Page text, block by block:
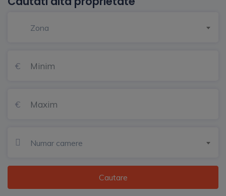
Zona
Numar camere
Cautare